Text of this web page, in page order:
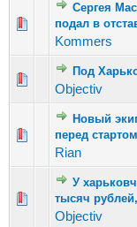
Сергея
подал в
Kommers
Голосов: 2 - 1
Под
Objectiv
Голосов: 2 - 1
Новый
перед стартом
Rian
Голосов: 1 - 12
У
тысяч
Objectiv
Голосов: 6 - 12